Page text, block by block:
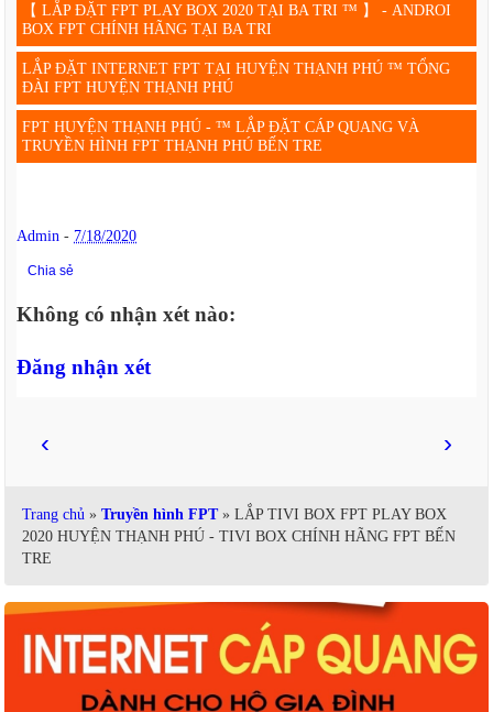
【 LẮP ĐẶT FPT PLAY BOX 2020 TẠI BA TRI ™ 】 - ANDROI
BOX FPT CHÍNH HÃNG TẠI BA TRI
LẮP ĐẶT INTERNET FPT TẠI HUYỆN THẠNH PHÚ ™ TỔNG
ĐÀI FPT HUYỆN THẠNH PHÚ
FPT HUYỆN THẠNH PHÚ - ™ LẮP ĐẶT CÁP QUANG VÀ
TRUYỀN HÌNH FPT THẠNH PHÚ BẾN TRE
Admin - 7/18/2020
Chia sẻ
Không có nhận xét nào:
Đăng nhận xét
‹ ›
Trang chủ » Truyền hình FPT » LẮP TIVI BOX FPT PLAY BOX
2020 HUYỆN THẠNH PHÚ - TIVI BOX CHÍNH HÃNG FPT BẾN
TRE